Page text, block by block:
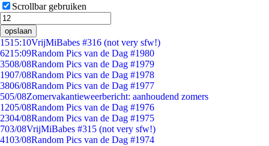
Scrollbar gebruiken
opslaan
1515:10VrijMiBabes #316 (not very sfw!)
6215:09Random Pics van de Dag #1980
3508/08Random Pics van de Dag #1979
1907/08Random Pics van de Dag #1978
3806/08Random Pics van de Dag #1977
505/08Zomervakantieweerbericht: aanhoudend zomers
1205/08Random Pics van de Dag #1976
2304/08Random Pics van de Dag #1975
703/08VrijMiBabes #315 (not very sfw!)
4103/08Random Pics van de Dag #1974